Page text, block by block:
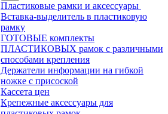
Пластиковые рамки и аксессуары
Вставка-выделитель в пластиковую
рамку
ГОТОВЫЕ комплекты
ПЛАСТИКОВЫХ рамок с различными
способами крепления
Держатели информации на гибкой
ножке с присоской
Кассета цен
Крепежные аксессуары для